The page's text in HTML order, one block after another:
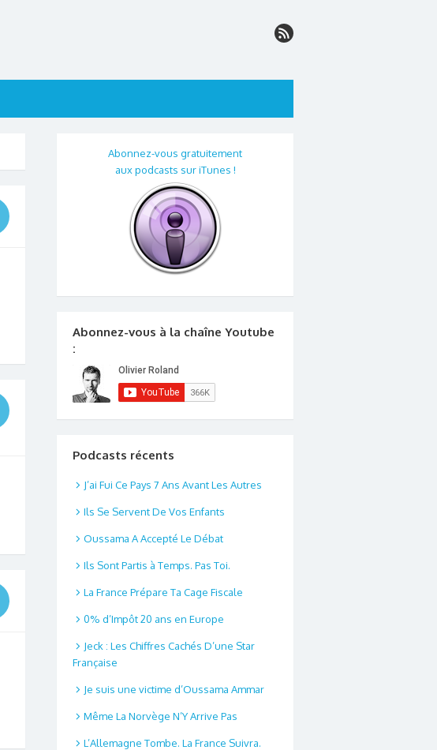
Abonnez-vous gratuitement
aux podcasts sur iTunes !
Abonnez-vous à la chaîne Youtube
:
Podcasts récents
J’ai Fui Ce Pays 7 Ans Avant Les Autres
Ils Se Servent De Vos Enfants
Oussama A Accepté Le Débat
Ils Sont Partis à Temps. Pas Toi.
La France Prépare Ta Cage Fiscale
0% d’Impôt 20 ans en Europe
Jeck : Les Chiffres Cachés D’une Star
Française
Je suis une victime d’Oussama Ammar
Même La Norvège N’Y Arrive Pas
L’Allemagne Tombe. La France Suivra.